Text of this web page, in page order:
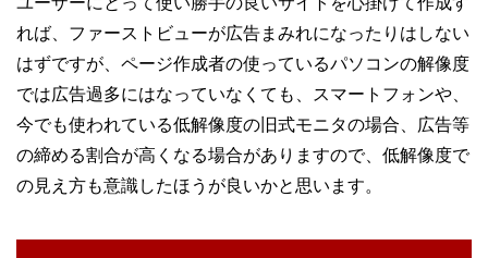
れば、ファーストビューが広告まみれになったりはしない
はずですが、ページ作成者の使っているパソコンの解像度
では広告過多にはなっていなくても、スマートフォンや、
今でも使われている低解像度の旧式モニタの場合、広告等
の締める割合が高くなる場合がありますので、低解像度で
の見え方も意識したほうが良いかと思います。